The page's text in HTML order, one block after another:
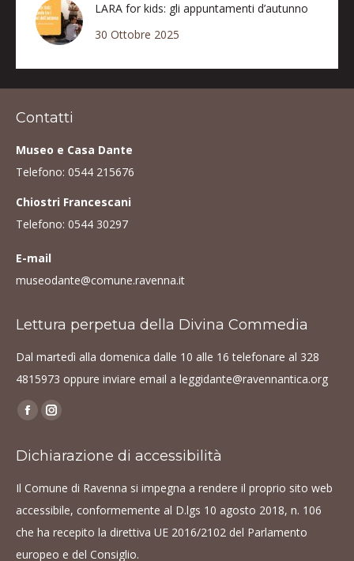
LARA for kids: gli appuntamenti d’autunno
30 Ottobre 2025
Contatti
Museo e Casa Dante
Telefono: 0544 215676
Chiostri Francescani
Telefono: 0544 30297
E-mail
museodante@comune.ravenna.it
Lettura perpetua della Divina Commedia
Dal martedì alla domenica dalle 10 alle 16 telefonare al 328
4815973 oppure inviare email a leggidante@ravennantica.org
Find us on:
Facebook
opens
Instagram
opens
Dichiarazione di accessibilità
Il Comune di Ravenna si impegna a rendere il proprio sito web
accessibile, conformemente al D.lgs 10 agosto 2018, n. 106
che ha recepito la direttiva UE 2016/2102 del Parlamento
europeo e del Consiglio.